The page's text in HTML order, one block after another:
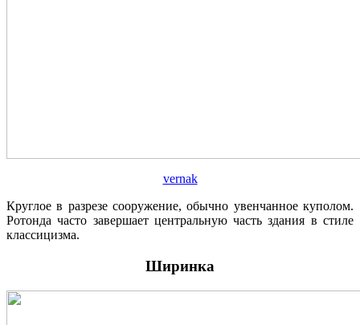
vernak
Круглое в разрезе сооружение, обычно увенчанное куполом.
Ротонда часто завершает центральную часть здания в стиле
классицизма.
Ширинка